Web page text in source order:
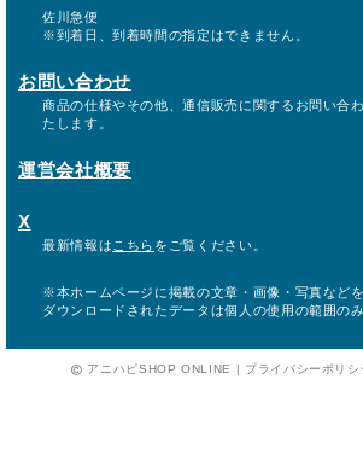
佐川急便
※到着日、到着時間の指定はできません。
お問い合わせ
商品の仕様やその他、通信販売に関するお問い合
たします。
運営会社概要
X
最新情報は こちら をご覧ください。
※本ホームページに掲載の文章・画像・写真など
ダウンロードされたデータは個人の使用の範囲の
アニハピSHOP ONLINE | プライバシーポリシ